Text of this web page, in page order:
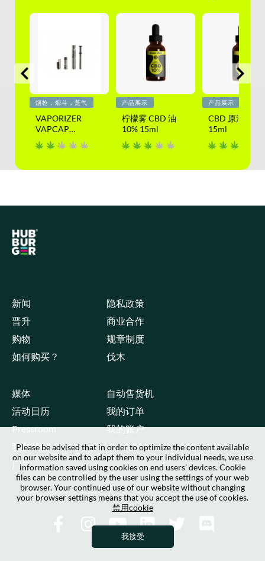
烟枪，烟斗，蒸气
VAPORIZER
VAPCAP
DYNAVAP
产品展示
柠檬雾 CBD 油
10% 15ml
产品展示
CBD 原油 10%
15ml
新闻
晋升
购物
如何购买？
隐私政策
商业合作
规章制度
伐木
媒体
活动日历
Pressroom
联系我们
广告
自动售货机
我的订单
我的账户
Please be advised that in order to optimize the content available
on our website and to adapt them to your individual needs, we use
information saved using cookies on end users' devices. Cookie
files can be controlled by the user using the settings of your web
browser. Your continued use of our website without changing
your browser settings means that you accept the use of cookies.
禁用cookie
我接受